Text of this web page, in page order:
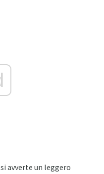
avverte un leggero